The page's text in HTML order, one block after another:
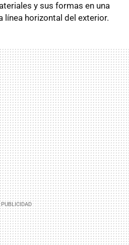
y sus formas en una
línea horizontal del exterior.